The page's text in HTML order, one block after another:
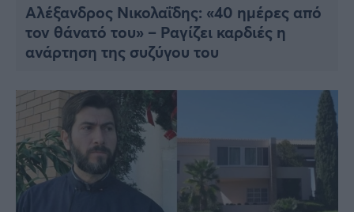
Αλέξανδρος Νικολαΐδης: «40 ημέρες από
τον θάνατό του» – Ραγίζει καρδιές η
ανάρτηση της συζύγου του